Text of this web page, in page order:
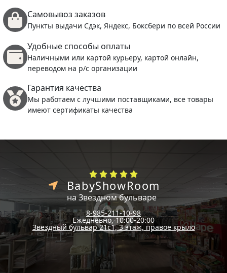
Самовывоз заказов
Пункты выдачи Сдэк, Яндекс, Боксбери по всей России
Удобные способы оплаты
Наличными или картой курьеру, картой онлайн,
переводом на р/с организации
Гарантия качества
Мы работаем с лучшими поставщиками, все товары
имеют сертификаты качества
BabyShowRoom
на Звездном бульваре
8-985-211-10-98
Ежедневно, 10:00-20:00
Звездный бульвар 21с1, 3 этаж, правое крыло